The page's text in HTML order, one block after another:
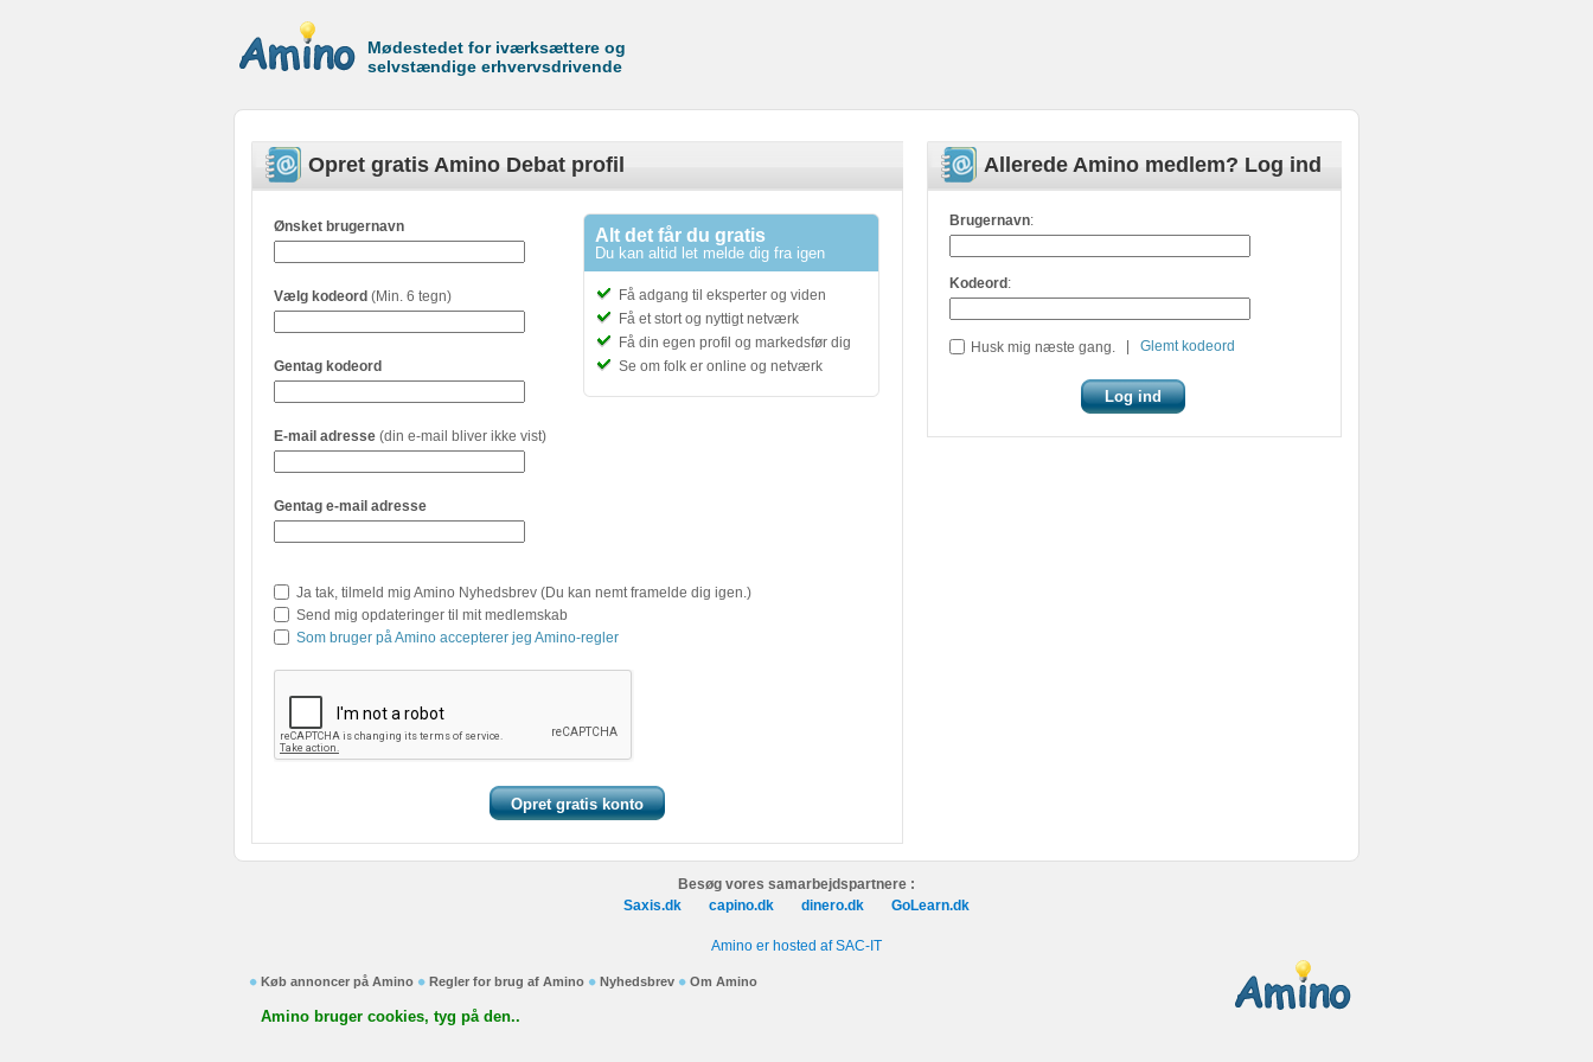
Mødestedet for iværksættere og
selvstændige erhvervsdrivende
Allerede Amino medlem? Log ind
Brugernavn:
Kodeord :
Husk mig næste gang. Glemt kodeord
Opret gratis Amino Debat profil
Alt det får du gratis
Du kan altid let melde dig fra igen
Få adgang til eksperter og viden
Få et stort og nyttigt netværk
Få din egen profil og markedsfør dig
Se om folk er online og netværk
Ønsket brugernavn
Vælg kodeord (Min. 6 tegn)
Gentag kodeord
E-mail adresse (din e-mail bliver ikke vist)
Gentag e-mail adresse
Ja tak, tilmeld mig Amino Nyhedsbrev (Du kan nemt framelde dig igen.)
Send mig opdateringer til mit medlemskab
Som bruger på Amino accepterer jeg Amino-regler
Besøg vores samarbejdspartnere :
Saxis.dk
capino.dk dinero.dk GoLearn.dk
Amino er hosted af SAC-IT
Køb annoncer på Amino Regler for brug af Amino Nyhedsbrev Om Amino
Amino bruger cookies, tyg på den..